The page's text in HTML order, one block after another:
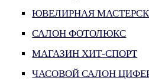
ЮВЕЛИРНАЯ
САЛОН ФОТОЛЮКС
МАГАЗИН ХИТ-СПОРТ
ЧАСОВОЙ САЛОН